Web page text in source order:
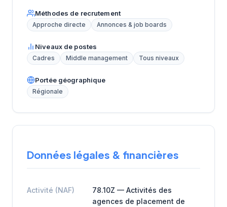
Méthodes de recrutement
Approche directe Annonces & job boards
Niveaux de postes
Cadres Middle management Tous niveaux
Portée géographique
Régionale
Données légales & financières
Activité (NAF)
78.10Z — Activités des
agences de placement de